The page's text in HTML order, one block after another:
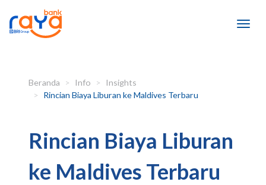
Beranda Info
Insights
Rincian Biaya Liburan ke Maldives Terbaru
Rincian Biaya Liburan
ke Maldives Terbaru